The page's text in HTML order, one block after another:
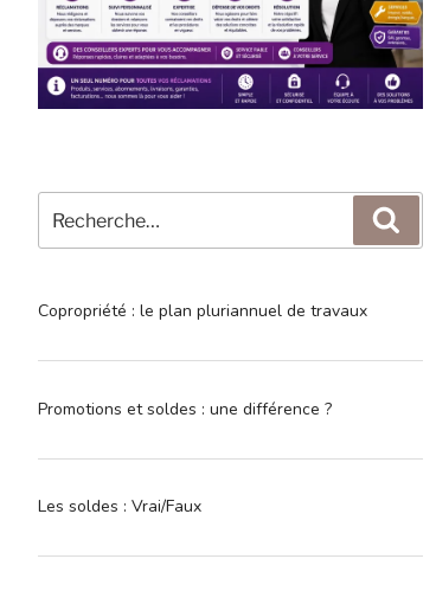
pour
:
Copropriété : le plan pluriannuel de travaux
Promotions et soldes : une différence ?
Les soldes : Vrai/Faux